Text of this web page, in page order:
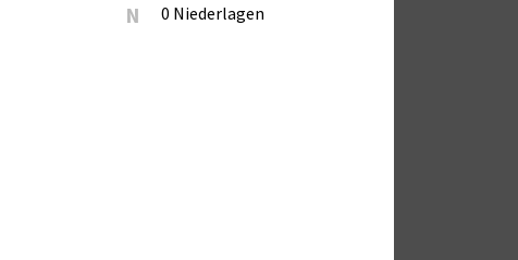
N 0 Niederlagen